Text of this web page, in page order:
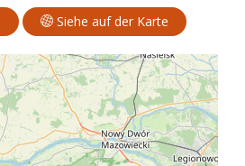
Siehe auf der Karte